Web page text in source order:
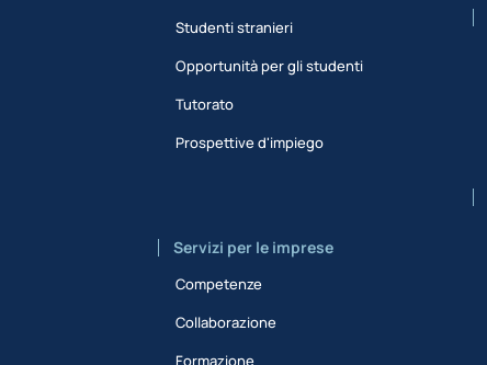
Studenti stranieri
Opportunità per gli studenti
Tutorato
Prospettive d'impiego
Servizi per le imprese
Competenze
Collaborazione
Formazione